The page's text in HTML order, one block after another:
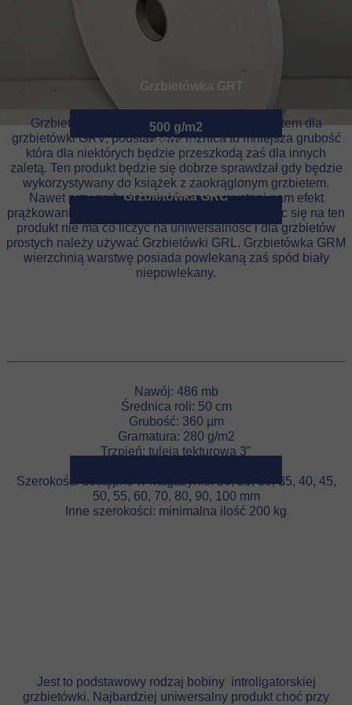
500 g/m2
680 μm
Grzbietówka GRC
Grzbietówka GRT
Grzbietówka GRL
Grzbietówka GRV
Grzbietówka GRM
Grzbietówka GRM jest alternatywnym produktem dla
grzbietówki GRV, podstawowa różnica to mniejsza grubość
która dla niektórych będzie przeszkodą zaś dla innych
zaletą. Ten produkt będzie się dobrze sprawdzał gdy będzie
wykorzystywany do książek z zaokrąglonym grzbietem.
Nawet przy grubościach 10 cm nie wystąpi nam efekt
prążkowania grzbietu po wyokrągleniu. Decydując się na ten
produkt nie ma co liczyć na uniwersalność i dla grzbietów
prostych należy używać Grzbietówki GRL. Grzbietówka GRM
wierzchnią warstwę posiada powlekaną zaś spód biały
niepowlekany.
Nawój: 486 mb
Średnica roli: 50 cm
Grubość: 360 µm
Gramatura: 280 g/m2
Trzpień: tuleja tekturowa 3"
Szerokości dostępne w magazynie: 20, 25, 30, 35, 40, 45,
50, 55, 60, 70, 80, 90, 100 mm
Inne szerokości: minimalna ilość 200 kg
Jest to podstawowy rodzaj bobiny introligatorskiej
grzbietówki. Najbardziej uniwersalny produkt choć przy
350 g/m2